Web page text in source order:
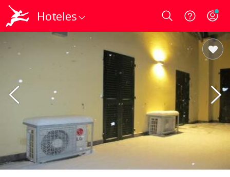
Hoteles Login